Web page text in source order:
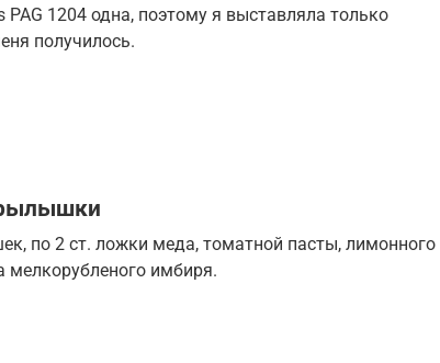
1204 одна, поэтому я выставляла только
получилось.
по 2 ст. ложки меда, томатной пасты, лимонного
мелкорубленого имбиря.